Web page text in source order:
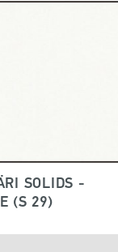
SOLIDS -
(S 29)